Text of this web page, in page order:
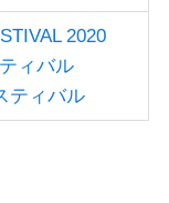
2020
ィバル
ティバル